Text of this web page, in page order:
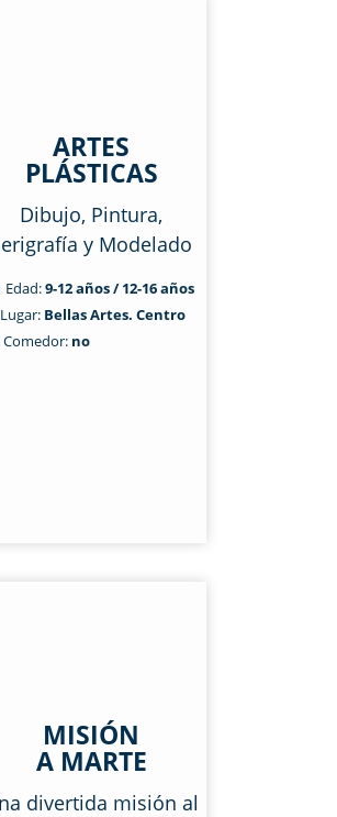
ARTES
PLÁSTICAS
Dibujo, Pintura,
y Modelado
Edad:9-12 años / 12-16 años
Lugar: Bellas Artes. Centro
Comedor: no
MISIÓN
A MARTE
divertida misión al